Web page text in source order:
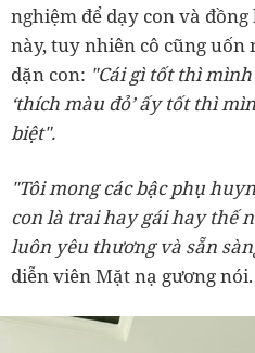
nghiệm để dạy con và
này, tuy nhiên cô cũng uốn
dặn con: "Cái gì tốt thì
‘thích màu đỏ’ ấy tốt thì
biệt".
"Tôi mong các bậc phụ
con là trai hay gái hay thế
luôn yêu thương và sẵn
diễn viên Mặt nạ gương nói.